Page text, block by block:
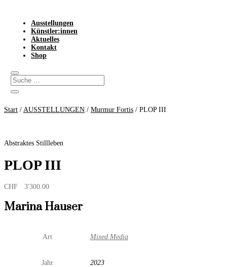
Ausstellungen
Künstler:innen
Aktuelles
Kontakt
Shop
Start / AUSSTELLUNGEN / Murmur Fortis / PLOP III
Abstraktes Stillleben
PLOP III
CHF 3'300.00
Marina Hauser
Art Mixed Media
Jahr 2023